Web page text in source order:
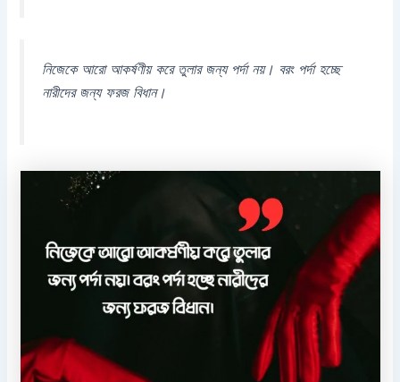
নিজেকে আরো আকর্ষণীয় করে তুলার জন্য পর্দা নয়। বরং পর্দা হচ্ছে
নারীদের জন্য ফরজ বিধান।